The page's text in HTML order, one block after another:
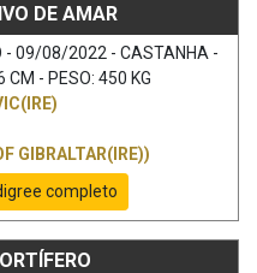
DE AMAR
- 09/08/2022 - CASTANHA -
CM - PESO: 450 KG
GIBRALTAR(IRE))
completo